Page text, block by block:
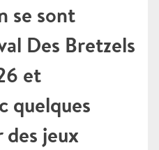
se sont
Des Bretzels
et
quelques
des jeux